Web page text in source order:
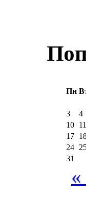
Пн
3
4
10
11
17
24
31